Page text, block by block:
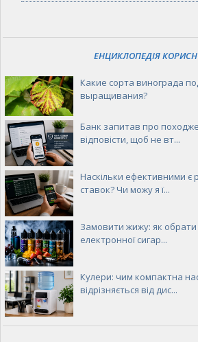
ЕНЦИКЛОПЕДІЯ
Какие сорта винограда
выращивания?
Банк запитав про
відповісти, щоб не вт...
Наскільки ефективними є
ставок? Чи можу я ї...
Замовити жижу: як обрати
електронної сигар...
Кулери: чим компактна
відрізняється від дис...